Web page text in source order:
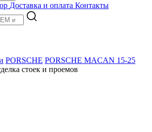
Доставка и оплата Контакты
PORSCHE PORSCHE MACAN 15-25
стоек и проемов